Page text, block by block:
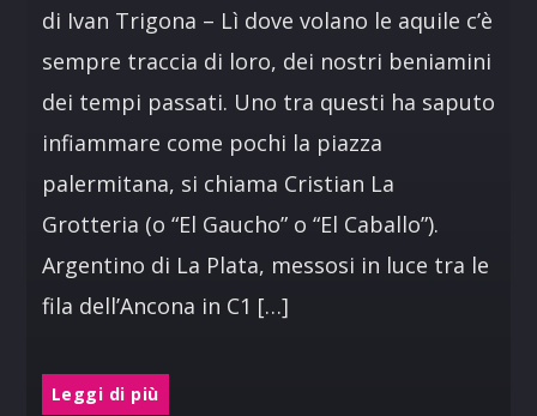
di Ivan Trigona – Lì dove volano le aquile c’è
sempre traccia di loro, dei nostri beniamini
dei tempi passati. Uno tra questi ha saputo
infiammare come pochi la piazza
palermitana, si chiama Cristian La
Grotteria (o “El Gaucho” o “El Caballo”).
Argentino di La Plata, messosi in luce tra le
fila dell’Ancona in C1 […]
Leggi di più